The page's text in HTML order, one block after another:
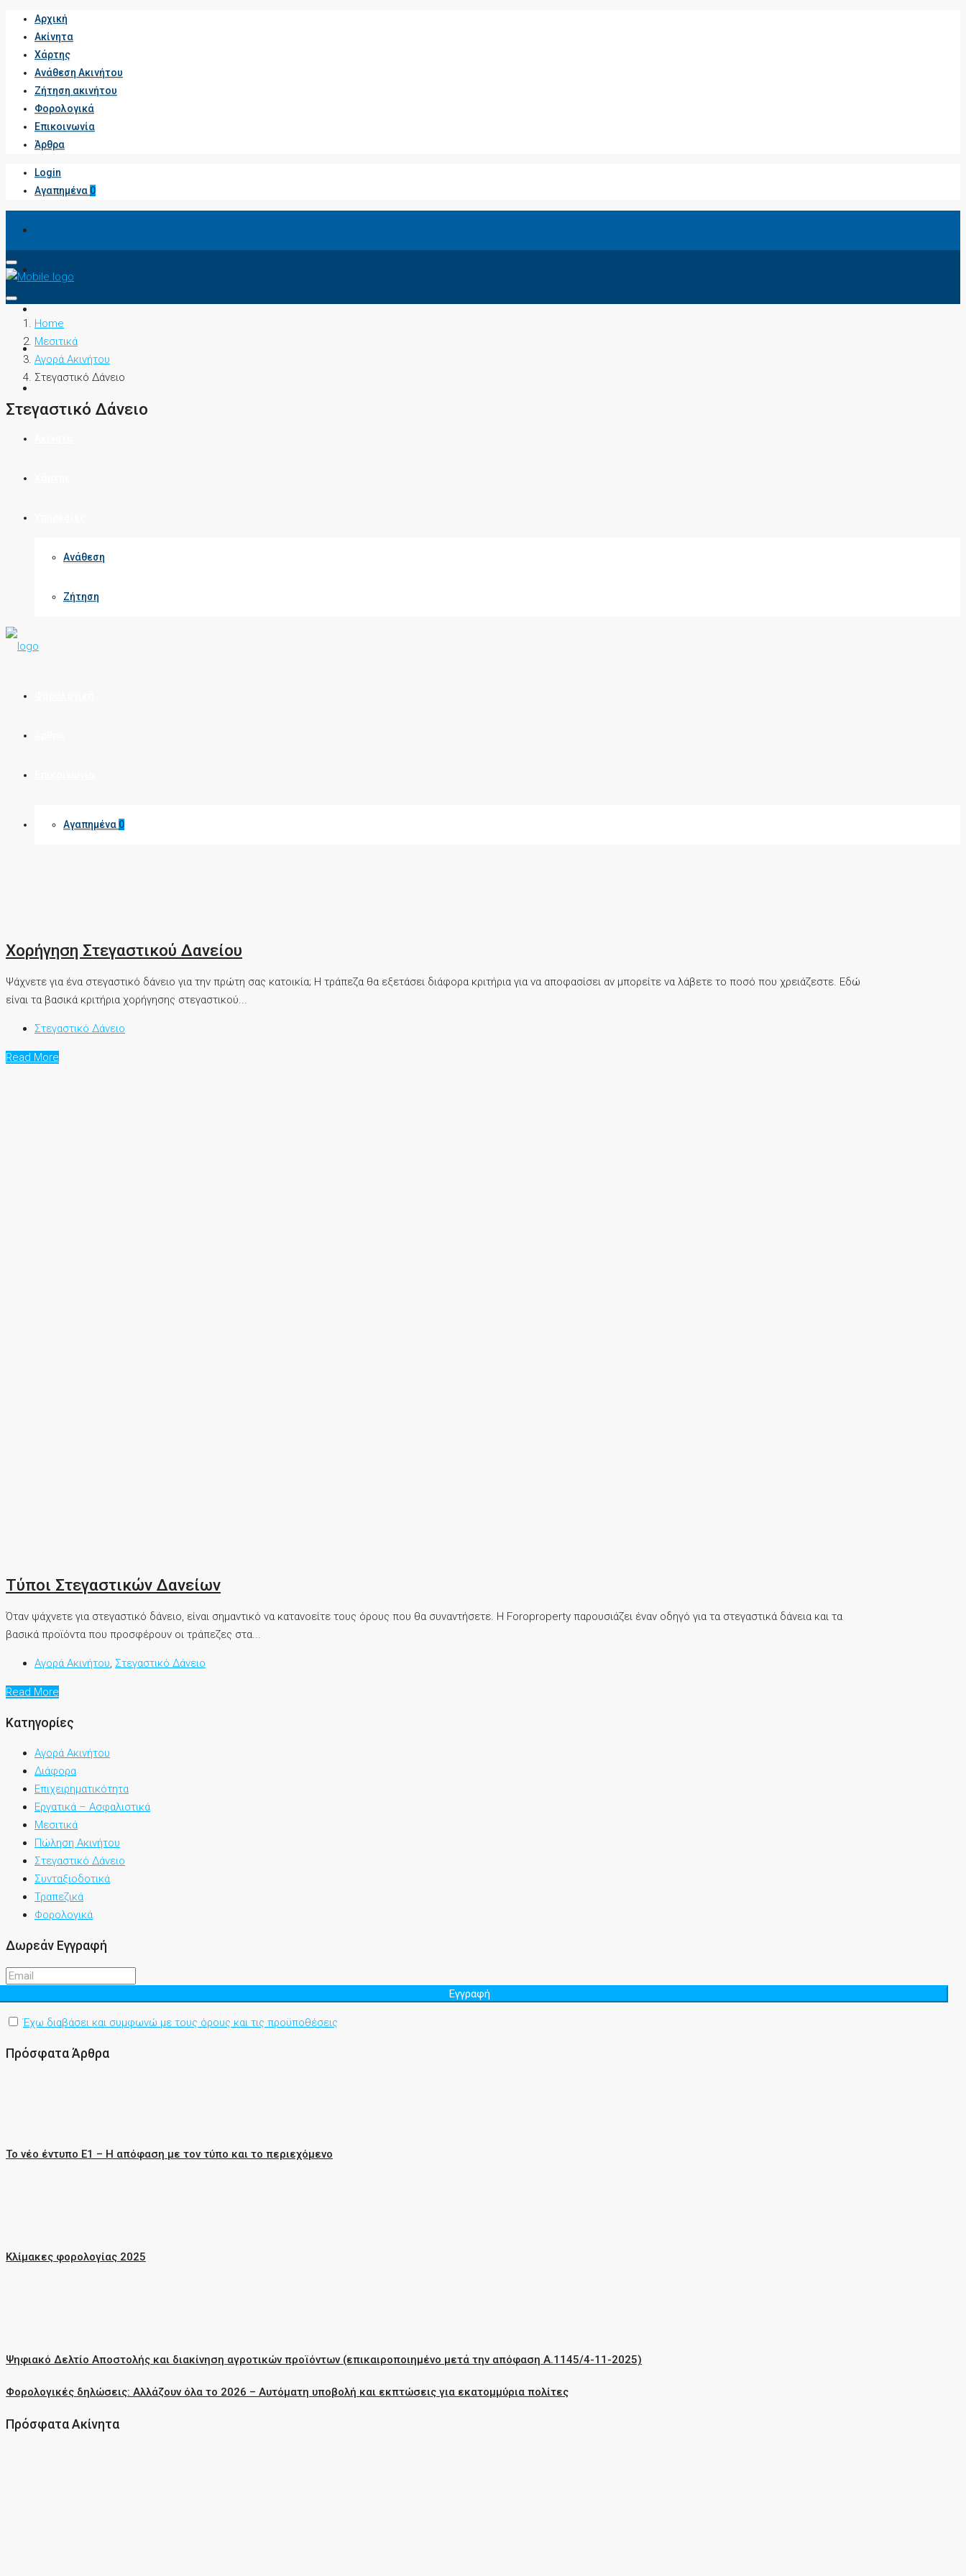
Αρχική
Ακίνητα
Χάρτης
Ανάθεση Ακινήτου
Ζήτηση ακινήτου
Φορολογικά
Επικοινωνία
Άρθρα
Login
Αγαπημένα 0
Ανάθεση
Ζήτηση
Αγαπημένα 0
Home
Μεσιτικά
Αγορά Ακινήτου
Στεγαστικό Δάνειο
Στεγαστικό Δάνειο
Χορήγηση Στεγαστικού Δανείου
Ψάχνετε για ένα στεγαστικό δάνειο για την πρώτη σας κατοικία; Η τράπεζα θα εξετάσει διάφορα κριτήρια για να αποφασίσει αν μπορείτε να λάβετε το ποσό που χρειάζεστε. Εδώ
είναι τα βασικά κριτήρια χορήγησης στεγαστικού...
Στεγαστικό Δάνειο
Read More
Τύποι Στεγαστικών Δανείων
Όταν ψάχνετε για στεγαστικό δάνειο, είναι σημαντικό να κατανοείτε τους όρους που θα συναντήσετε. Η Foroproperty παρουσιάζει έναν οδηγό για τα στεγαστικά δάνεια και τα
βασικά προϊόντα που προσφέρουν οι τράπεζες στα...
Αγορά Ακινήτου, Στεγαστικό Δάνειο
Read More
Κατηγορίες
Αγορά Ακινήτου
Διάφορα
Επιχειρηματικότητα
Εργατικά – Ασφαλιστικά
Μεσιτικά
Πώληση Ακινήτου
Στεγαστικό Δάνειο
Συνταξιοδοτικά
Τραπεζικά
Φορολογικά
Δωρεάν Εγγραφή
Εγγραφή
Έχω διαβάσει και συμφωνώ με τους όρους και τις προϋποθέσεις
Πρόσφατα Άρθρα
Το νέο έντυπο Ε1 – Η απόφαση με τον τύπο και το περιεχόμενο
Κλίμακες φορολογίας 2025
Ψηφιακό Δελτίο Αποστολής και διακίνηση αγροτικών προϊόντων (επικαιροποιημένο μετά την απόφαση Α.1145/4-11-2025)
Φορολογικές δηλώσεις: Αλλάζουν όλα το 2026 – Αυτόματη υποβολή και εκπτώσεις για εκατομμύρια πολίτες
Πρόσφατα Ακίνητα